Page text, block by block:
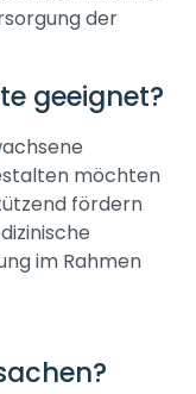
der
geeignet?
möchten
fördern
im Rahmen